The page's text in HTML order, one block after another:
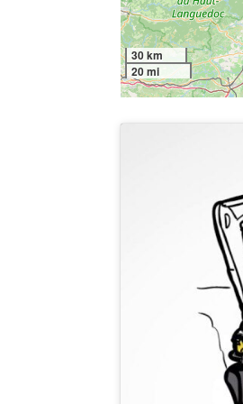
30 km
20 mi